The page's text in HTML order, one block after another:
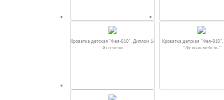
Кроватка детская "Фея-810". Диплом 1-
й степени
Кроватка детская "Фея-
"Лучшая мебель"